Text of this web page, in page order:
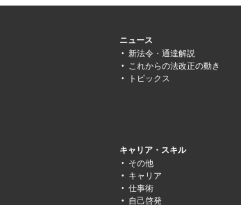
ニュース
新法令・通達解説
これからの法改正の動き
トピックス
キャリア・スキル
その他
キャリア
仕事術
自己啓発